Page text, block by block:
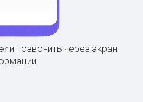
и позвонить через экран